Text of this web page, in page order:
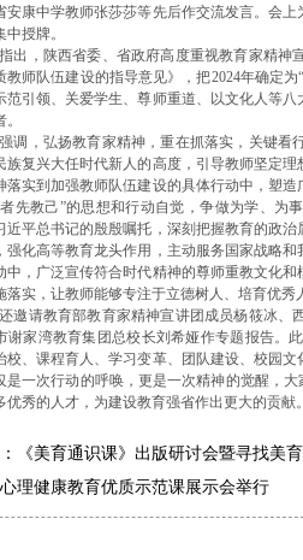
安康中学教师张莎莎等先后作交流发言。会
授牌。
出，陕西省委、省政府高度重视教育家精神
教师队伍建设的指导意见》，把2024年确定
范引领、关爱学生、尊师重道、以文化人等
调，弘扬教育家精神，重在抓落实，关键看
族复兴大任时代新人的高度，引导教师坚定
落实到加强教师队伍建设的具体行动中，塑
先教己”的思想和行动自觉，争做为学、为
近平总书记的殷殷嘱托，深刻把握教育的政
强化高等教育龙头作用，主动服务国家战略
中，广泛宣传符合时代精神的尊师重教文化
落实，让教师能够专注于立德树人、培育优秀
邀请教育部教育家精神宣讲团成员杨筱冰、
谢家湾教育集团总校长刘希娅作专题报告。
校、课程育人、学习变革、团队建设、校园
是一次行动的呼唤，更是一次精神的觉醒，
优秀的人才，为建设教育强省作出更大的贡献。
《美育通识课》出版研讨会暨寻找美
理健康教育优质示范课展示会举行